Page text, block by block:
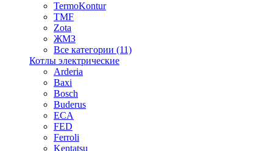
TermoKontur
TMF
Zota
ЖМЗ
Все категории (11)
Котлы электрические
Arderia
Baxi
Bosch
Buderus
ECA
FED
Ferroli
Kentatsu